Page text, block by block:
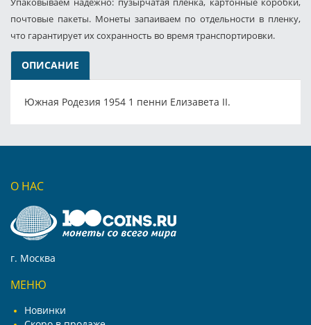
почтовые пакеты. Монеты запаиваем по отдельности в пленку,
что гарантирует их сохранность во время транспортировки.
ОПИСАНИЕ
Южная Родезия 1954 1 пенни Елизавета II.
О НАС
г. Москва
МЕНЮ
Новинки